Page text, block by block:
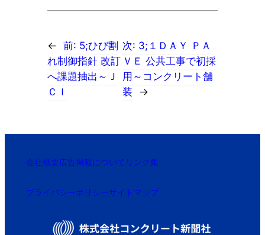
← 前: 5;ひび割
れ制御指針 改訂
へ課題抽出～Ｊ
ＣＩ
次: 3;１ＤＡＹ ＰＡ
ＶＥ 公共工事で初採
用～コンクリート舗
装
→
会社概要広告掲載について リンク集
プライバシーポリシーサイトマップ